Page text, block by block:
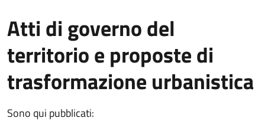
Atti di governo del
territorio e proposte di
trasformazione urbanistica
Sono qui pubblicati: